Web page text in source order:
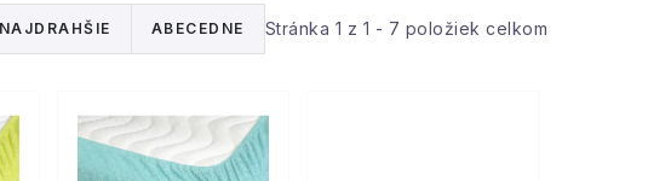
Stránka 1 z 1 - 7 položiek celkom
NAJDRAHŠIE ABECEDNE